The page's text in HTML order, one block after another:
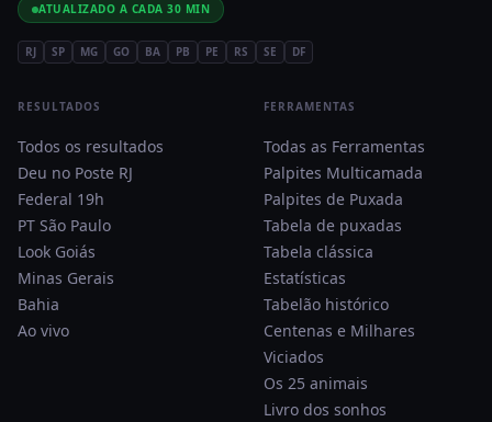
ATUALIZADO A CADA 30 MIN
RJ SP MG GO BA PB PE RS SE DF
RESULTADOS
Todos os resultados
Deu no Poste RJ
Federal 19h
PT São Paulo
Look Goiás
Minas Gerais
Bahia
Ao vivo
FERRAMENTAS
Todas as Ferramentas
Palpites Multicamada
Palpites de Puxada
Tabela de puxadas
Tabela clássica
Estatísticas
Tabelão histórico
Centenas e Milhares
Viciados
Os 25 animais
Livro dos sonhos